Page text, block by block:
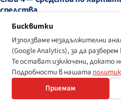
средства
За държавни субекти и
раздел 24 от Хартата
„подходящо и справедливо"
Конституционни обезщетения
Vancouver (City) v. Ward, 2010
достатъчно тежко и
Бисквитки
Използваме незадължителни
(Google Analytics), за да
Те остават изключени, докато
Подробности в нашата
Приемам